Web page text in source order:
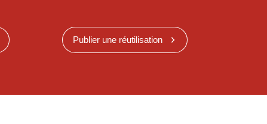
Publier une réutilisation